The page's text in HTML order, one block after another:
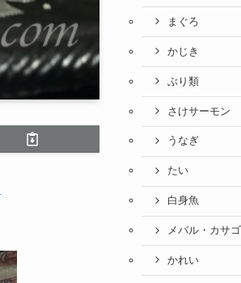
まぐろ
かじき
ぶり類
さけサーモン
うなぎ
たい
白身魚
メバル・カサゴ
かれい